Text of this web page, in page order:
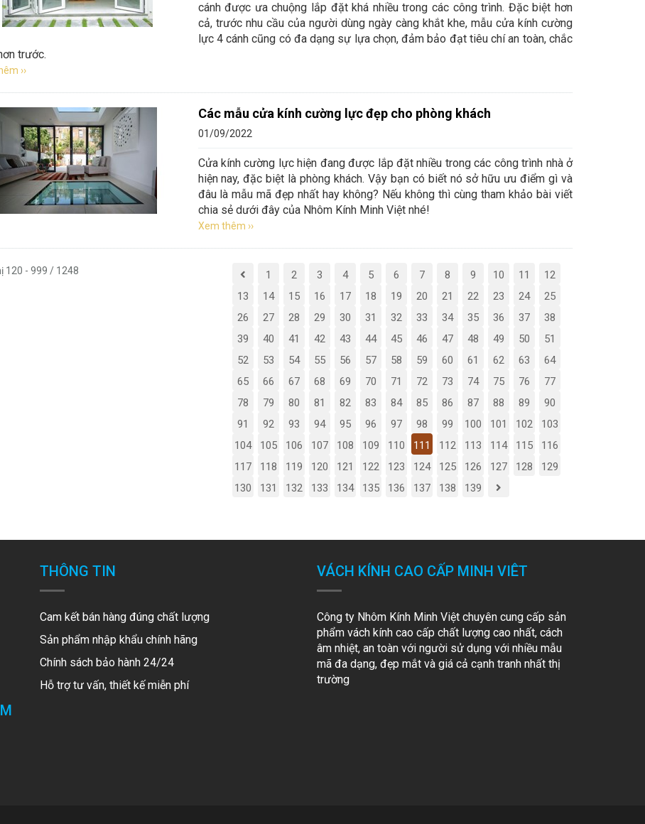
cánh được ưa chuộng lắp đặt khá nhiều trong các công trình. Đặc biệt hơn
cả, trước nhu cầu của người dùng ngày càng khắt khe, mẫu cửa kính cường
lực 4 cánh cũng có đa dạng sự lựa chọn, đảm bảo đạt tiêu chí an toàn, chắc
trước.
››
Các mẫu cửa kính cường lực đẹp cho phòng khách
01/09/2022
Cửa kính cường lực hiện đang được lắp đặt nhiều trong các công trình nhà ở
hiện nay, đặc biệt là phòng khách. Vậy bạn có biết nó sở hữu ưu điểm gì và
đâu là mẫu mã đẹp nhất hay không? Nếu không thì cùng tham khảo bài viết
chia sẻ dưới đây của Nhôm Kính Minh Việt nhé!
Xem thêm ››
120 - 999 / 1248 1 2 3 4 5 6 7 8 9 10 11
12
13
14 15 16 17 18 19 20 21 22 23 24
25
26
27 28 29 30 31 32 33 34 35 36 37
38
39
40 41 42 43 44 45 46 47 48 49 50
51
52
53 54 55 56 57 58 59 60 61 62 63
64
65
66 67 68 69 70 71 72 73 74 75 76
77
78
79 80 81 82 83 84 85 86 87 88 89
90
91
92 93 94 95 96 97 98 99 100 101 102
103
104
105 106 107 108 109 110 111 112 113 114 115
116
117
118 119 120 121 122 123 124 125 126 127 128
129
130
131 132 133 134 135 136 137 138 139
THÔNG TIN
Cam kết bán hàng đúng chất lượng
Sản phẩm nhập khẩu chính hãng
Chính sách bảo hành 24/24
Hỗ trợ tư vấn, thiết kế miễn phí
VÁCH KÍNH CAO CẤP MINH VIÊT
Công ty Nhôm Kính Minh Việt chuyên cung cấp sản
phẩm vách kính cao cấp chất lượng cao nhất, cách
âm nhiệt, an toàn với người sử dụng với nhiều mẫu
mã đa dạng, đẹp mắt và giá cả cạnh tranh nhất thị
trường